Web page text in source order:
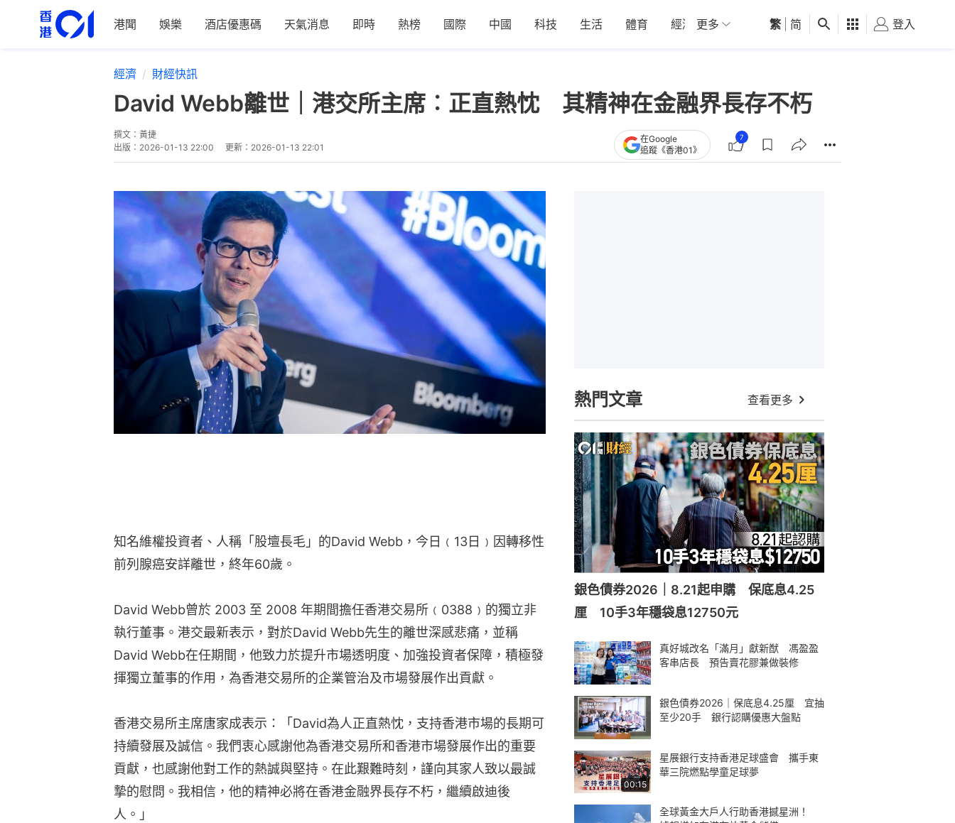
港聞 娛樂 酒店優惠碼 天氣消息 即時 熱榜 國際 中國 科技 生活 體育 經濟 01深圳 觀點 健康 好食玩飛
更多 繁 简 登入
經濟 財經快訊
David Webb離世｜港交所主席︰正直熱忱 其精神在金融界長存不朽
撰文： 黃捷
出版： 2026-01-13 22:00 更新： 2026-01-13 22:01
在Google
追蹤《香港01》
7
知名維權投資者、人稱「股壇長毛」的David Webb，今日﹙13日﹚因轉移性
前列腺癌安詳離世，終年60歲。
David Webb曾於 2003 至 2008 年期間擔任香港交易所﹙0388﹚的獨立非
執行董事。港交最新表示，對於David Webb先生的離世深感悲痛，並稱
David Webb在任期間，他致力於提升市場透明度、加強投資者保障，積極發
揮獨立董事的作用，為香港交易所的企業管治及市場發展作出貢獻。
香港交易所主席唐家成表示：「David為人正直熱忱，支持香港市場的長期可
持續發展及誠信。我們衷心感謝他為香港交易所和香港市場發展作出的重要
貢獻，也感謝他對工作的熱誠與堅持。在此艱難時刻，謹向其家人致以最誠
摯的慰問。我相信，他的精神必將在香港金融界長存不朽，繼續啟迪後
人。」
熱門文章 查看更多
銀色債券2026｜8.21起申購 保底息4.25
厘 10手3年穩袋息12750元
真好城改名「滿月」獻新猷 馮盈盈
客串店長 預告賣花膠兼做裝修
銀色債券2026｜保底息4.25厘 宜抽
至少20手 銀行認購優惠大盤點
00:15
星展銀行支持香港足球盛會 攜手東
華三院燃點學童足球夢
全球黃金大戶人行助香港撼星洲！